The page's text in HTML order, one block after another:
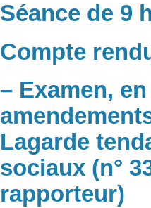
Séance de 9
Compte
– Examen,
Lagarde
sociaux (n°
rapporteur)